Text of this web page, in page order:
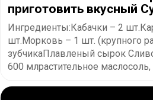
приготовить вкусный
Ингредиенты:Кабачки – 2
шт.Морковь – 1 шт. (крупного
зубчикаПлавленый сырок
600 млрастительное маслосоль,